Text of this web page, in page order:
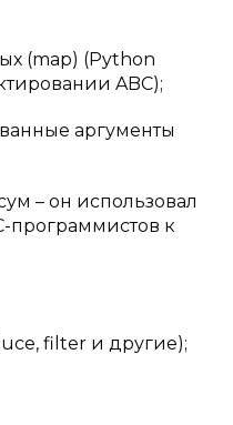
(map) (Python
ABC);
аргументы
– он использовал
программистов к
filter и другие);